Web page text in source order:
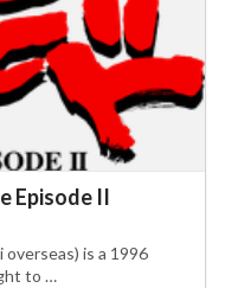
Episode II
overseas) is a 1996
to …